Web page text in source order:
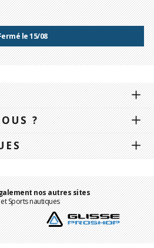
le 15/08
?
nos autres sites
Sports nautiques